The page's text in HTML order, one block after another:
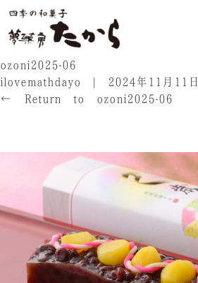
ホーム
たからの上生菓子 たからについて
ブログ 会社概要
ozoni2025-06
ilovemathdayo
2024年11月11日
←
Return to ozoni2025-06